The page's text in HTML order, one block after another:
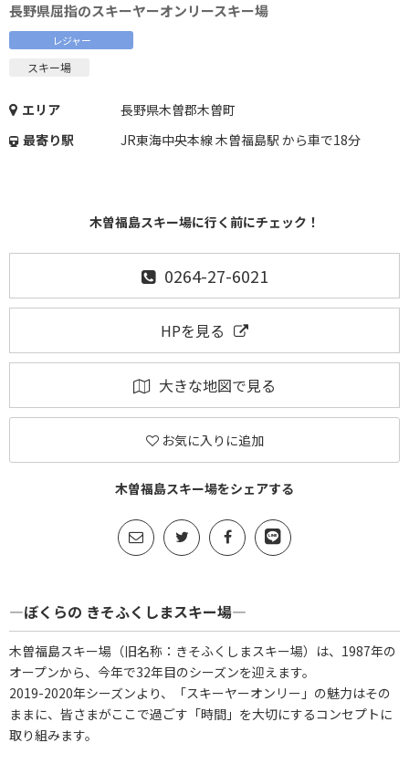
長野県屈指のスキーヤーオンリースキー場
レジャー
スキー場
エリア
長野県木曽郡木曽町
最寄り駅
JR東海中央本線 木曽福島駅 から車で18分
木曽福島スキー場に行く前にチェック！
0264-27-6021
HPを見る
大きな地図で見る
お気に入りに追加
木曽福島スキー場をシェアする
―ぼくらの きそふくしまスキー場―
木曽福島スキー場（旧名称：きそふくしまスキー場）は、1987年の
オープンから、今年で32年目のシーズンを迎えます。
2019-2020年シーズンより、「スキーヤーオンリー」の魅力はその
ままに、皆さまがここで過ごす「時間」を大切にするコンセプトに
取り組みます。